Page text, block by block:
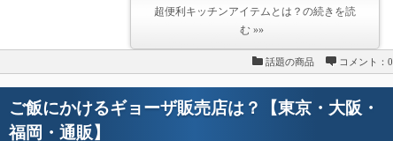
超便利キッチンアイテムとは？の続きを読
む »»
話題の商品 コメント：0
ご飯にかけるギョーザ販売店は？【東京・大阪・
福岡・通販】